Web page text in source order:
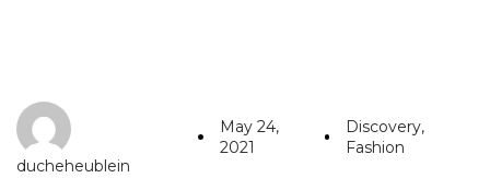
ducheheublein
May 24,
2021
Discovery,
Fashion